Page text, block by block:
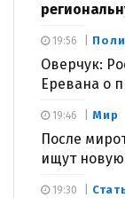
Оверчук:
Еревана о
19:56
Мир
После
ищут
19:46
19:30